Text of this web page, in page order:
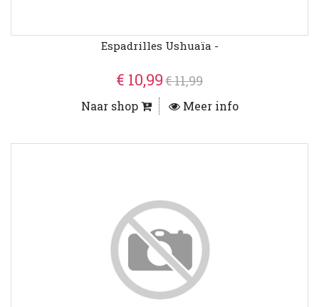
Espadrilles Ushuaïa -
€ 10,99€ 11,99
Naar shop Meer info